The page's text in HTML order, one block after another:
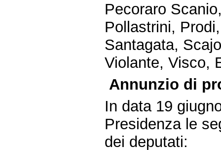
Pecoraro
Pollastrini,
Santagata,
Violante, Visco,
Annunzio di
In data 19
Presidenza le
dei deputati: